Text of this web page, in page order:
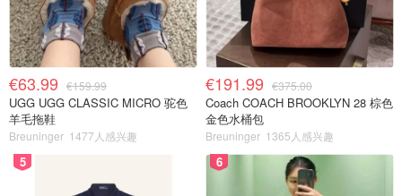
€63.99 €159.99
UGG UGG CLASSIC MICRO 驼色
羊毛拖鞋
Breuninger 1477人感兴趣
€191.99 €375.00
Coach COACH BROOKLYN 28 棕色
金色水桶包
Breuninger 1365人感兴趣
5 6